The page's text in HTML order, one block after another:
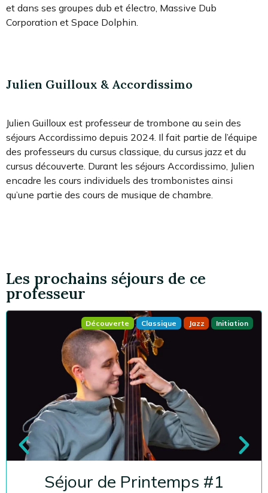
et dans ses groupes dub et électro, Massive Dub
Corporation et Space Dolphin.
Julien Guilloux & Accordissimo
Julien Guilloux est professeur de trombone au sein des
séjours Accordissimo depuis 2024. Il fait partie de l’équipe
des professeurs du cursus classique, du cursus jazz et du
cursus découverte. Durant les séjours Accordissimo, Julien
encadre les cours individuels des trombonistes ainsi
qu’une partie des cours de musique de chambre.
Les prochains séjours de ce
professeur
Découverte Classique Jazz Initiation
Séjour de Printemps #1